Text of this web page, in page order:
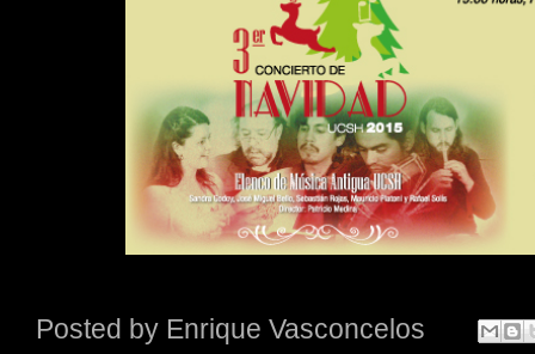
Posted by Enrique Vasconcelos